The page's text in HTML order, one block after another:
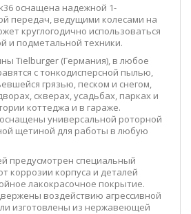
оснащена надежной 1-
передач, ведущими колесами на
круглогодично использоваться
и подметальной техники.
Tielburger (Германия), в любое
с тонкодисперсной пылью,
грязью, песком и снегом,
скверах, усадьбах, парках и
коттеджа и в гараже.
универсальной роторной
щетиной для работы в любую
предусмотрен специальный
коррозии корпуса и деталей
лакокрасочное покрытие.
воздействию агрессивной
изготовлены из нержавеющей